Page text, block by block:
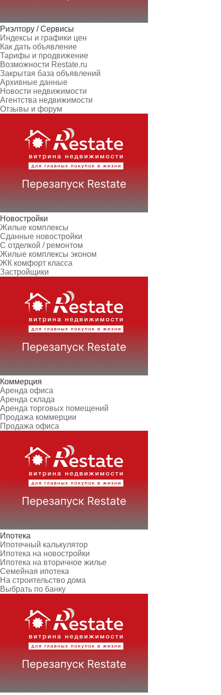
Риэлтору / Сервисы
Индексы и графики цен
Как дать объявление
Тарифы и продвижение
Возможности Restate.ru
Закрытая база объявлений
Архивные данные
Новости недвижимости
Агентства недвижимости
Отзывы и форум
Новостройки
Жилые комплексы
Сданные новостройки
С отделкой / ремонтом
Жилые комплексы эконом
ЖК комфорт класса
Застройщики
Коммерция
Аренда офиса
Аренда склада
Аренда торговых помещений
Продажа коммерции
Продажа офиса
Ипотека
Ипотечный калькулятор
Ипотека на новостройки
Ипотека на вторичное жилье
Семейная ипотека
На строительство дома
Выбрать по банку